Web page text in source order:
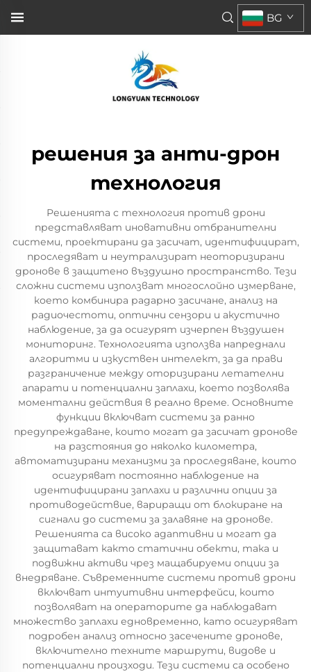
BG
решения за анти-дрон
технология
Решенията с технология против дрони
представляват иновативни отбранителни
системи, проектирани да засичат, идентифицират,
проследяват и неутрализират неоторизирани
дронове в защитено въздушно пространство. Тези
сложни системи използват многослойно измерване,
което комбинира радарно засичане, анализ на
радиочестоти, оптични сензори и акустично
наблюдение, за да осигурят изчерпен въздушен
мониторинг. Технологията използва напреднали
алгоритми и изкуствен интелект, за да прави
разграничение между оторизирани летателни
апарати и потенциални заплахи, което позволява
моментални действия в реално време. Основните
функции включват системи за ранно
предупреждаване, които могат да засичат дронове
на разстояния до няколко километра,
автоматизирани механизми за проследяване, които
осигуряват постоянно наблюдение на
идентифицирани заплахи и различни опции за
противодействие, вариращи от блокиране на
сигнали до системи за залавяне на дронове.
Решенията са високо адаптивни и могат да
защитават както статични обекти, така и
подвижни активи чрез мащабируеми опции за
внедряване. Съвременните системи против дрони
включват интуитивни интерфейси, които
позволяват на операторите да наблюдават
множество заплахи едновременно, като осигуряват
подробен анализ относно засечените дронове,
включително техните маршрути, видове и
потенциални произходи. Тези системи са особено